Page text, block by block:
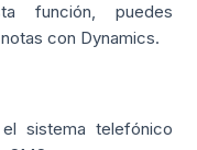
función, puedes
con Dynamics.
sistema telefónico